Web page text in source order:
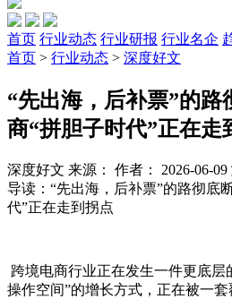
首页 行业动态 行业研报 行业名企
首页 > 行业动态 > 深度好文
“先出海，后补票”的路
商“拼胆子时代”正在走
深度好文 来源： 作者： 2026-06-09
导读： “先出海，后补票”的路彻底
代”正在走到拐点
跨境电商行业正在发生一件更底
操作空间”的增长方式，正在被一